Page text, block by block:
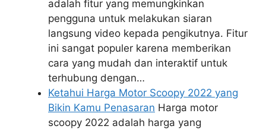
adalah fitur yang memungkinkan
pengguna untuk melakukan siaran
langsung video kepada pengikutnya. Fitur
ini sangat populer karena memberikan
cara yang mudah dan interaktif untuk
terhubung dengan…
Ketahui Harga Motor Scoopy 2022 yang
Bikin Kamu Penasaran Harga motor
scoopy 2022 adalah harga yang